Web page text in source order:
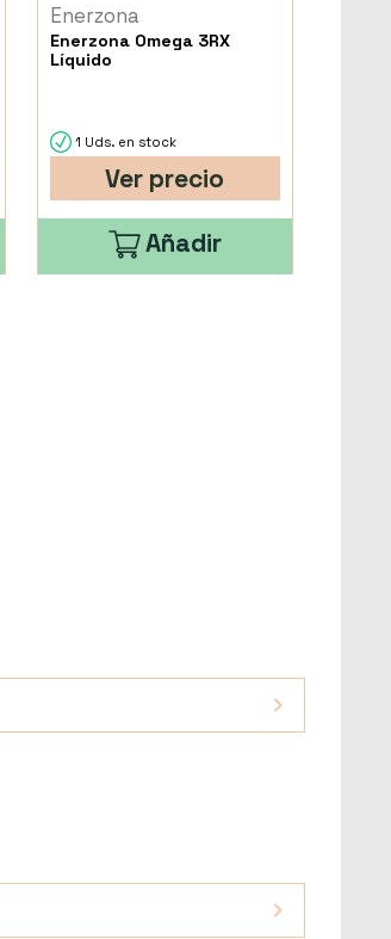
Enerzona
Enerzona Omega 3RX
Líquido
1 Uds. en stock
Ver precio
Añadir